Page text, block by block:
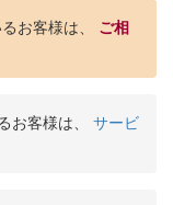
お客様は、 ご相
お客様は、 サービ